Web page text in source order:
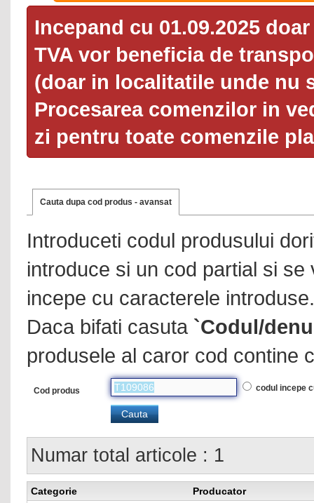
Incepand cu 01.09.2025
TVA vor beneficia de
(doar in localitatile unde nu
Procesarea comenzilor in
zi pentru toate comenzile
Cauta dupa cod produs - avansat
Introduceti codul produsului
introduce si un cod partial si
incepe cu caracterele introduse.
Daca bifati casuta `Codul/
produsele al caror cod contine
Cod produs codul incepe
Numar total articole : 1
Categorie Producator